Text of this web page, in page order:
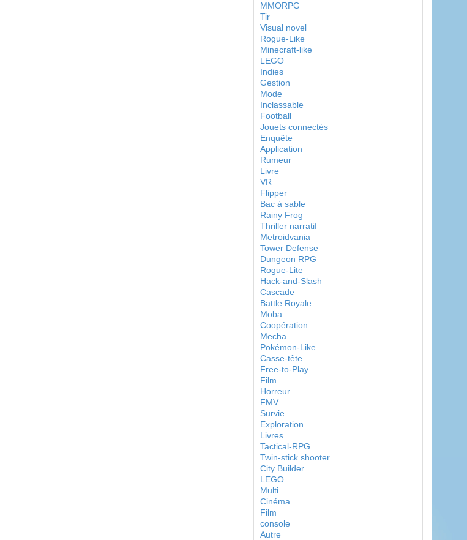
MMORPG
Tir
Visual novel
Rogue-Like
Minecraft-like
LEGO
Indies
Gestion
Mode
Inclassable
Football
Jouets connectés
Enquête
Application
Rumeur
Livre
VR
Flipper
Bac à sable
Rainy Frog
Thriller narratif
Metroidvania
Tower Defense
Dungeon RPG
Rogue-Lite
Hack-and-Slash
Cascade
Battle Royale
Moba
Coopération
Mecha
Pokémon-Like
Casse-tête
Free-to-Play
Film
Horreur
FMV
Survie
Exploration
Livres
Tactical-RPG
Twin-stick shooter
City Builder
LEGO
Multi
Cinéma
Film
console
Autre